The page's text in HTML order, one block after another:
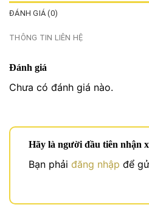
ĐÁNH GIÁ (0)
THÔNG TIN LIÊN HỆ
Đánh giá
Chưa có đánh giá nào.
Hãy là người đầu tiên nhận
Bạn phải đăng nhập để